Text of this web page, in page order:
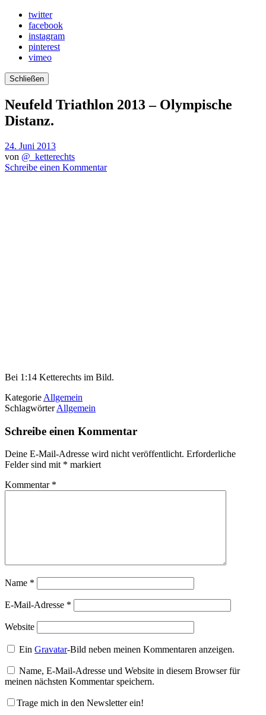
twitter
facebook
instagram
pinterest
vimeo
Schließen
Neufeld Triathlon 2013 – Olympische
Distanz.
24. Juni 2013
von @_ketterechts
Schreibe einen Kommentar
Bei 1:14 Ketterechts im Bild.
Kategorie Allgemein
SchlagwörterAllgemein
Schreibe einen Kommentar
Deine E-Mail-Adresse wird nicht veröffentlicht. Erforderliche
Felder sind mit * markiert
Kommentar *
Name *
E-Mail-Adresse *
Website
EinGravatar-Bild neben meinen Kommentaren anzeigen.
Name, E-Mail-Adresse und Website in diesem Browser für
meinen nächsten Kommentar speichern.
Trage mich in den Newsletter ein!